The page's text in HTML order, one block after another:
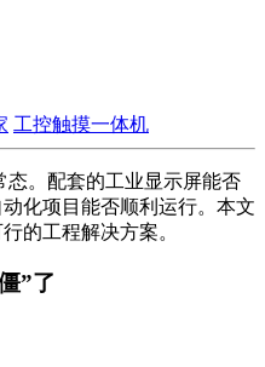
工控触摸一体机
。配套的工业显示屏能否
化项目能否顺利运行。本文
的工程解决方案。
”了